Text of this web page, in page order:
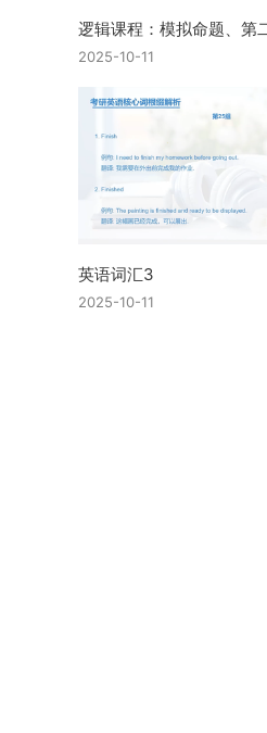
逻辑课程：模拟命题、第
2025-10-11
英语词汇3
2025-10-11